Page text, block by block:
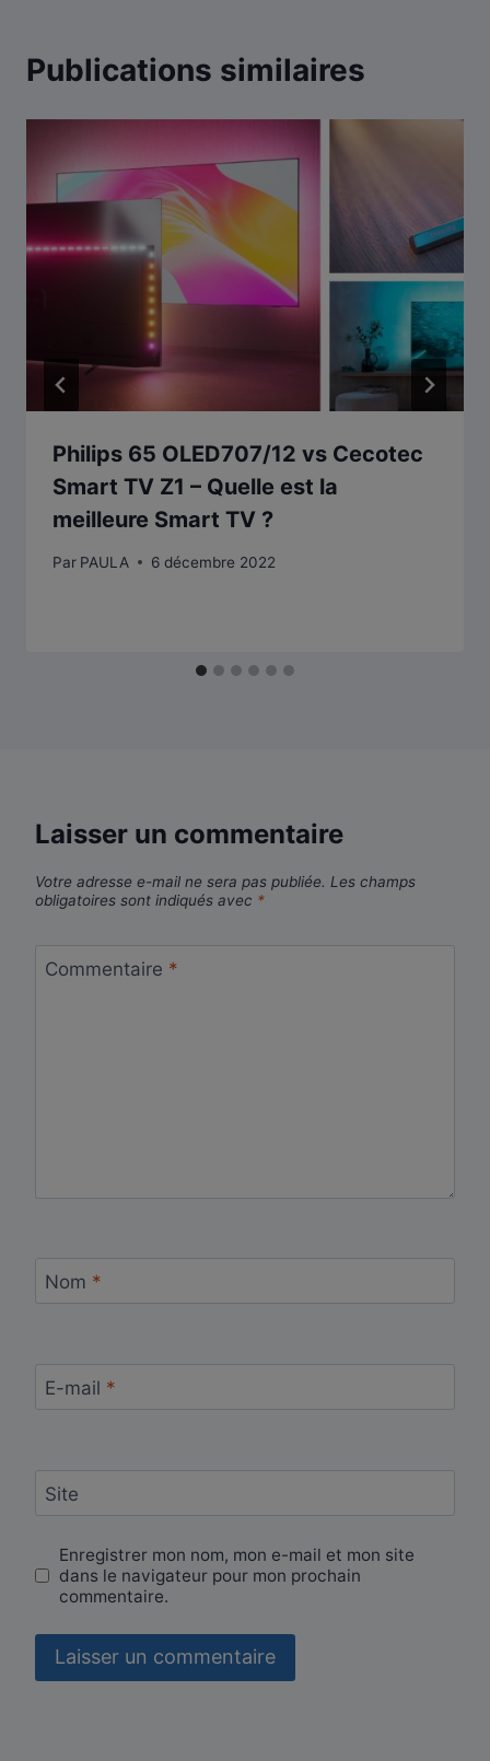
Publications similaires
Philips 65 OLED707/12 vs Cecotec
Smart TV Z1 – Quelle est la
meilleure Smart TV ?
Par PAULA 6 décembre 2022
Laisser un commentaire
Votre adresse e-mail ne sera pas publiée. Les champs
obligatoires sont indiqués avec *
Commentaire *
Nom *
E-mail *
Site
Enregistrer mon nom, mon e-mail et mon site
dans le navigateur pour mon prochain
commentaire.